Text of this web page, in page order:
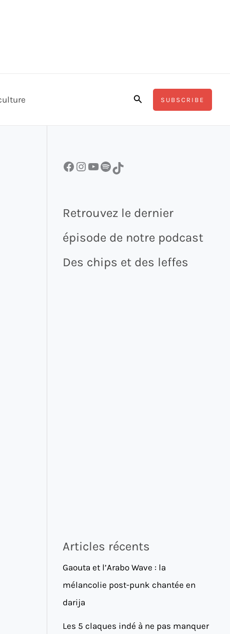
RechercherSUBSCRIBE
Facebook InstagramYouTube Spotify TikTok
Retrouvez le dernier
épisode de notre podcast
Des chips et des leffes
Articles récents
Gaouta et l’Arabo Wave : la
mélancolie post-punk chantée en
darija
Les 5 claques indé à ne pas manquer